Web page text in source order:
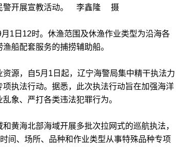
警开展宣教活动。 李鑫隆 摄
日12时。休渔范围及休渔作业类型为沿海各
船配套服务的捕捞辅助船。
，自5月1日起，辽宁海警局集中精干执法力
执法行动。据悉，此次执法行动旨在加强海洋
象、严打各类违法犯罪行为。
海北部海域开展多批次拉网式的巡航执法，
间、场所、品种和作业类型从事特殊品种专项